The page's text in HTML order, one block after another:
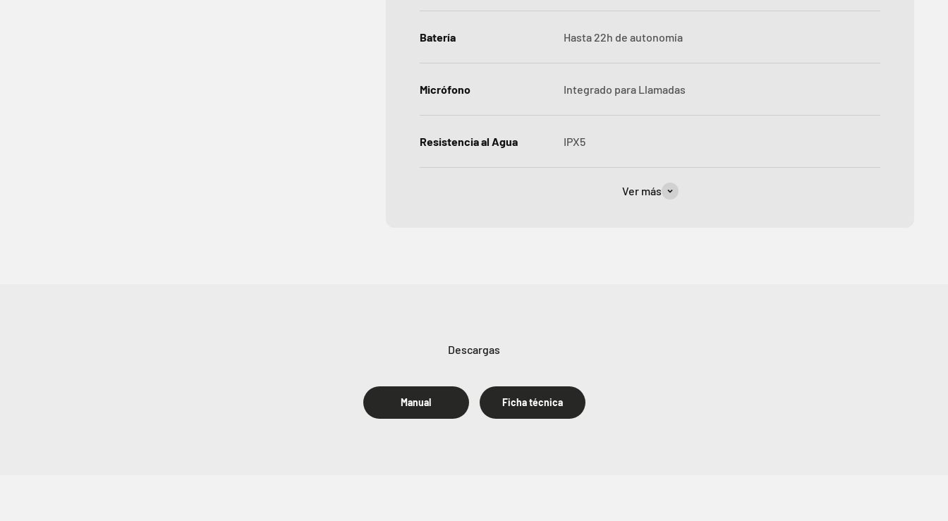
Batería Hasta 22h de autonomía
Micrófono Integrado para Llamadas
Resistencia al Agua IPX5
Ver más
Manual Ficha técnica